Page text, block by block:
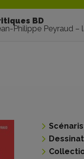
BD
Philippe Peyraud –